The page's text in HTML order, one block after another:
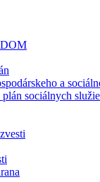
a
sociálnych